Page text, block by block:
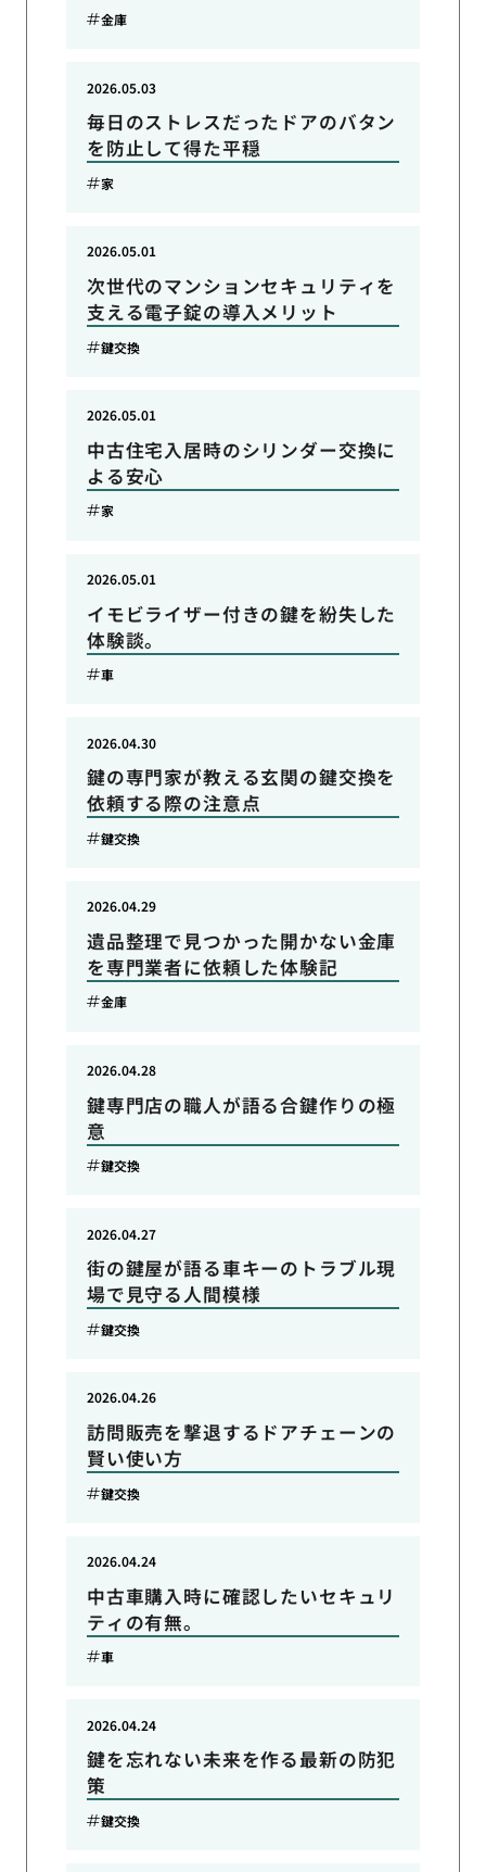
金庫
毎日のストレスだったドアのバタン
を防止して得た平穏
2026.05.03
家
次世代のマンションセキュリティを
支える電子錠の導入メリット
2026.05.01
鍵交換
中古住宅入居時のシリンダー交換に
よる安心
2026.05.01
家
イモビライザー付きの鍵を紛失した
体験談。
2026.05.01
車
鍵の専門家が教える玄関の鍵交換を
依頼する際の注意点
2026.04.30
鍵交換
遺品整理で見つかった開かない金庫
を専門業者に依頼した体験記
2026.04.29
金庫
鍵専門店の職人が語る合鍵作りの極
意
2026.04.28
鍵交換
街の鍵屋が語る車キーのトラブル現
場で見守る人間模様
2026.04.27
鍵交換
訪問販売を撃退するドアチェーンの
賢い使い方
2026.04.26
鍵交換
中古車購入時に確認したいセキュリ
ティの有無。
2026.04.24
車
鍵を忘れない未来を作る最新の防犯
策
2026.04.24
鍵交換